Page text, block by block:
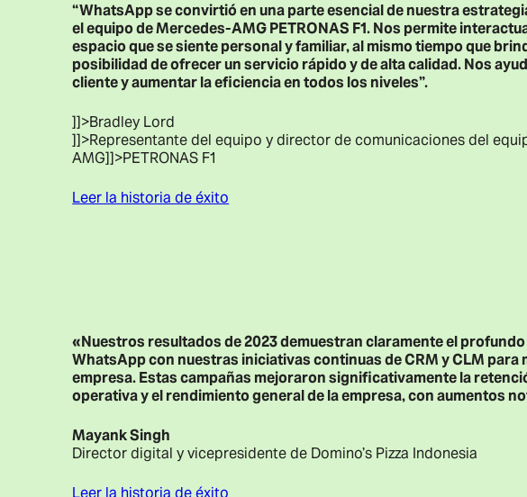
“WhatsApp se convirtió en una parte esencial de nuestra
el equipo de Mercedes-AMG PETRONAS F1. Nos permite
espacio que se siente personal y familiar, al mismo tiempo que
posibilidad de ofrecer un servicio rápido y de alta calidad. Nos
cliente y aumentar la eficiencia en todos los niveles”.
]]>Bradley Lord
]]>Representante del equipo y director de comunicaciones del
AMG]]>PETRONAS F1
Leer la historia de éxito
«Nuestros resultados de 2023 demuestran claramente el
WhatsApp con nuestras iniciativas continuas de CRM y CLM para
empresa. Estas campañas mejoraron significativamente la
operativa y el rendimiento general de la empresa, con aumentos
Mayank Singh
Director digital y vicepresidente de Domino’s Pizza Indonesia
Leer la historia de éxito